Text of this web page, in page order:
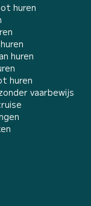
huren
huren
huren
vaarbewijs